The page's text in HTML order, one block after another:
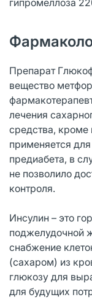
Препарат
вещество
лечения
средства, кроме
применяется
предиабета, в
не позволило
контроля.
Инсулин – это
поджелудочной
снабжение
(сахаром) из
глюкозу для
для будущих